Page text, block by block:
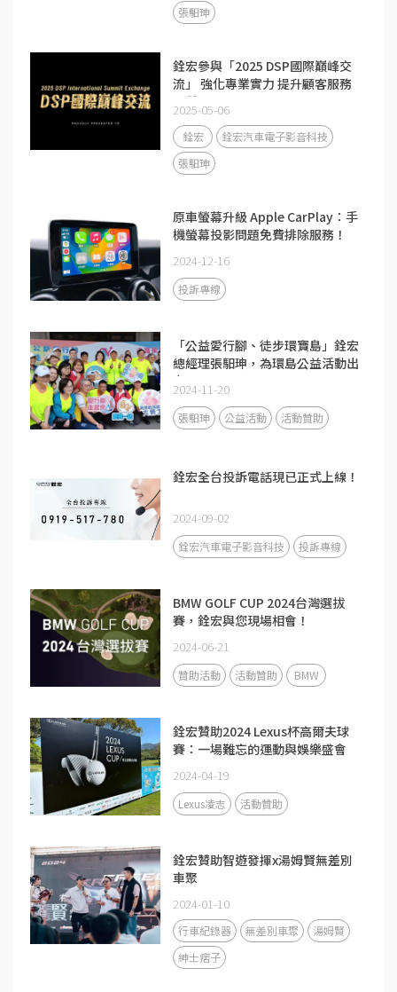
張馹珅
銓宏參與「2025 DSP國際巔峰交
流」 強化專業實力 提升顧客服務
品質
2025-05-06
銓宏
銓宏汽車電子影音科技
張馹珅
原車螢幕升級 Apple CarPlay：手
機螢幕投影問題免費排除服務！
2024-12-16
投訴專線
「公益愛行腳、徒步環寶島」銓宏
總經理張馹珅，為環島公益活動出
力
2024-11-20
張馹珅 公益活動 活動贊助
銓宏全台投訴電話現已正式上線！
2024-09-02
銓宏汽車電子影音科技 投訴專線
BMW GOLF CUP 2024台灣選拔
賽，銓宏與您現場相會！
2024-06-21
贊助活動 活動贊助 BMW
銓宏贊助2024 Lexus杯高爾夫球
賽：一場難忘的運動與娛樂盛會
2024-04-19
Lexus凌志 活動贊助
銓宏贊助智遊發揮x湯姆賢無差別
車聚
2024-01-10
行車紀錄器 無差別車聚
湯姆賢
紳士痞子